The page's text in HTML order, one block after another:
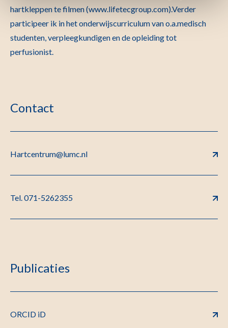
hartkleppen te filmen (www.lifetecgroup.com).Verder
participeer ik in het onderwijscurriculum van o.a.medisch
studenten, verpleegkundigen en de opleiding tot
perfusionist.
Contact
Hartcentrum@lumc.nl
Tel. 071-5262355
Publicaties
ORCID iD